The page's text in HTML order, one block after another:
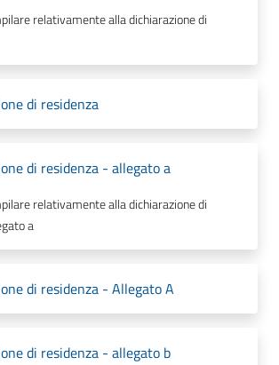
relativamente alla dichiarazione di
di residenza
di residenza - allegato a
relativamente alla dichiarazione di
a
di residenza - Allegato A
di residenza - allegato b